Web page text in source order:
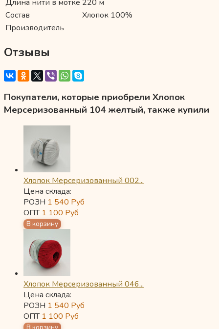
Длина нити в мотке 220 м
Состав
Хлопок 100%
Производитель
Отзывы
Покупатели, которые приобрели Хлопок
Мерсеризованный 104 желтый, также купили
Хлопок Мерсеризованный 002...
Цена склада:
РОЗН 1 540 Руб
ОПТ 1 100 Руб
Хлопок Мерсеризованный 046...
Цена склада:
РОЗН 1 540 Руб
ОПТ 1 100 Руб